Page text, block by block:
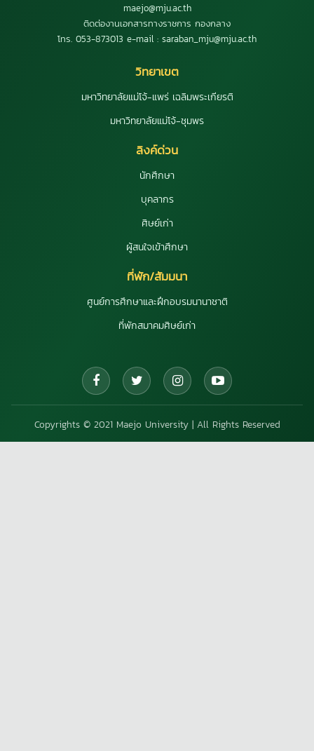
maejo@mju.ac.th
ติดต่องานเอกสารทางราชการ กองกลาง
โทร. 053-873013 e-mail : saraban_mju@mju.ac.th
วิทยาเขต
มหาวิทยาลัยแม่โจ้-แพร่ เฉลิมพระเกียรติ
มหาวิทยาลัยแม่โจ้-ชุมพร
ลิงค์ด่วน
นักศึกษา
บุคลากร
ศิษย์เก่า
ผู้สนใจเข้าศึกษา
ที่พัก/สัมมนา
ศูนย์การศึกษาและฝึกอบรมนานาชาติ
ที่พักสมาคมศิษย์เก่า
Copyrights © 2021 Maejo University | All Rights Reserved